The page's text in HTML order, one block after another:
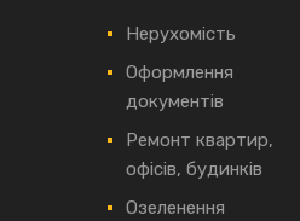
Нерухомість
Оформлення
документів
Ремонт квартир,
офісів, будинків
Озеленення